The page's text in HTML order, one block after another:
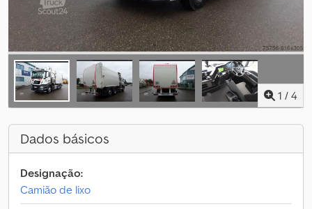
1 / 4
Dados básicos
Designação:
Camião de lixo